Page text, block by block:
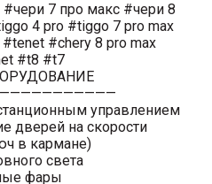
7 про макс #чери 8
4 pro #tiggo 7 pro max
#chery 8 pro max
#t8 #t7
управлением
дверей на скорости
в кармане)
света
фары